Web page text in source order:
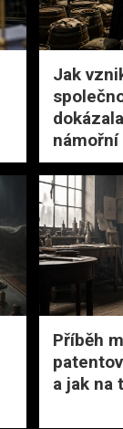
Jak
Příběh
a jak na